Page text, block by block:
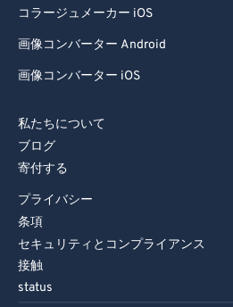
コラージュメーカー iOS
画像コンバーター Android
画像コンバーター iOS
私たちについて
ブログ
寄付する
プライバシー
条項
セキュリティとコンプライアンス
接触
status